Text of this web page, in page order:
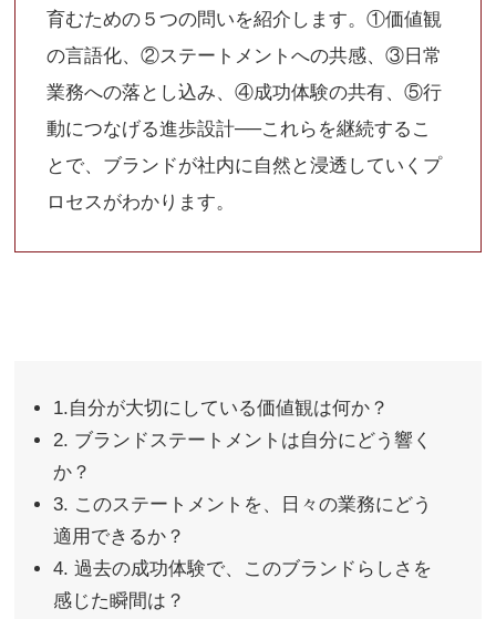
育むための５つの問いを紹介します。①価値観
の言語化、②ステートメントへの共感、③日常
業務への落とし込み、④成功体験の共有、⑤行
動につなげる進歩設計──これらを継続するこ
とで、ブランドが社内に自然と浸透していくプ
ロセスがわかります。
1.自分が大切にしている価値観は何か？
2. ブランドステートメントは自分にどう響く
か？
3. このステートメントを、日々の業務にどう
適用できるか？
4. 過去の成功体験で、このブランドらしさを
感じた瞬間は？